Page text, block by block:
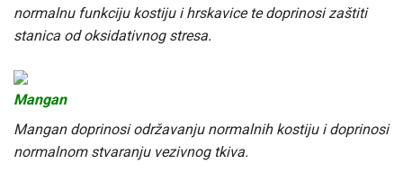
normalnu funkciju kostiju i hrskavice te doprinosi zaštiti
stanica od oksidativnog stresa.
Mangan
Mangan doprinosi održavanju normalnih kostiju i doprinosi
normalnom stvaranju vezivnog tkiva.